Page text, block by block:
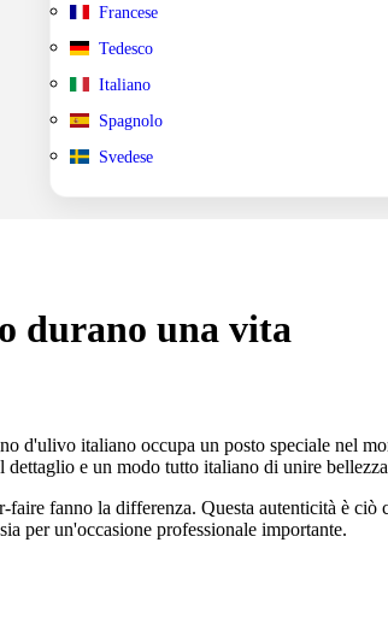
Francese
Tedesco
Italiano
Spagnolo
Svedese
durano una vita
d'ulivo italiano occupa un posto speciale nel
e un modo tutto italiano di unire
fanno la differenza. Questa autenticità è ciò
per un'occasione professionale importante.